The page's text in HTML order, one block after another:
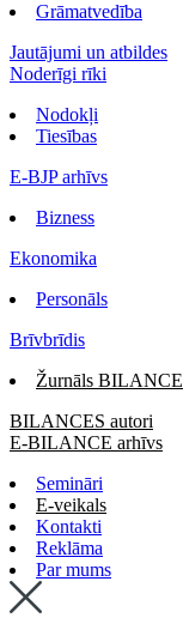
Grāmatvedība
Jautājumi un atbildes
Noderīgi rīki
Nodokļi
Tiesības
E-BJP arhīvs
Bizness
Ekonomika
Personāls
Brīvbrīdis
Žurnāls BILANCE
BILANCES autori
E-BILANCE arhīvs
Semināri
E-veikals
Kontakti
Reklāma
Par mums